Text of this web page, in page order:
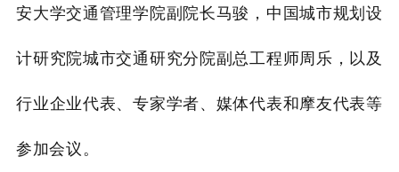
安大学交通管理学院副院长马骏，中国城市规划设
计研究院城市交通研究分院副总工程师周乐，以及
行业企业代表、专家学者、媒体代表和摩友代表等
参加会议。